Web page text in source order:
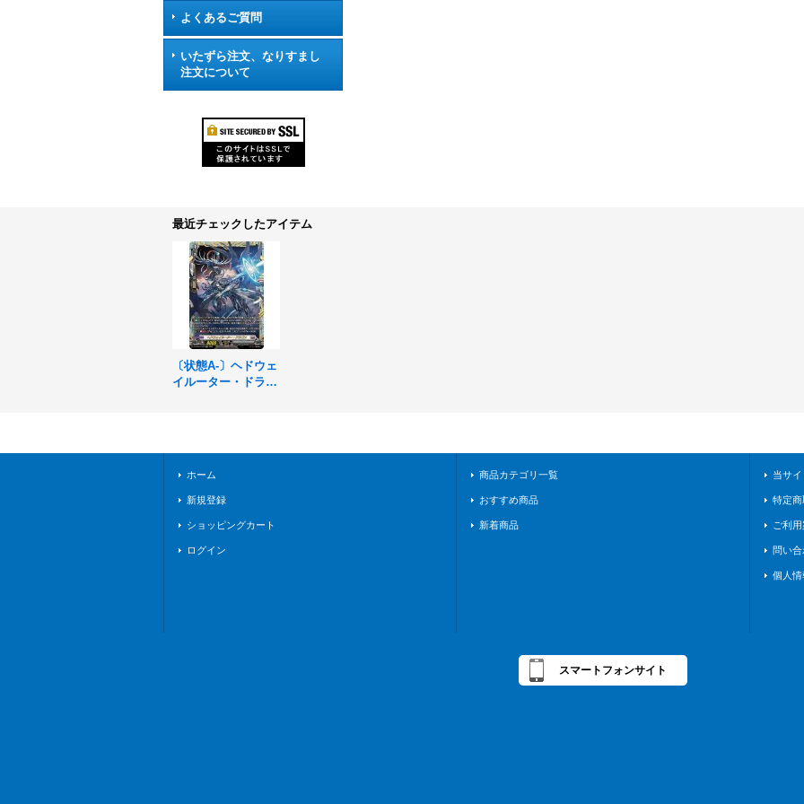
よくあるご質問
いたずら注文、なりすまし
注文について
最近チェックしたアイテム
〔状態A-〕ヘドウェ
イルーター・ドラゴ
ホーム
新規登録
ショッピングカート
ログイン
商品カテゴリ一覧
おすすめ商品
新着商品
当サ
特定
ご利
問い合
個人
スマートフォンサイト